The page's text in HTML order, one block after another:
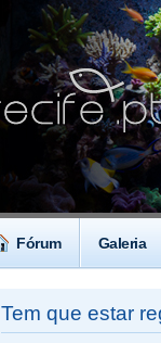
Fórum Galeria
Tem que estar